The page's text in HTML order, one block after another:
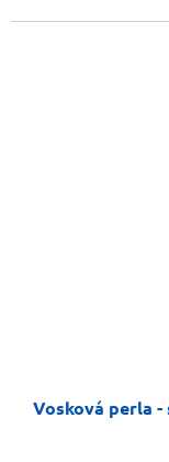
Vosková perla -